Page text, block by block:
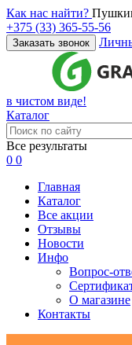
Как нас найти?
+375 (33) 365-55-56
Заказать звонок
в чистом виде!
Каталог
Все результаты
0 0
Главная
Каталог
Все акции
Отзывы
Новости
Инфо
Вопрос-
О магазине
Контакты